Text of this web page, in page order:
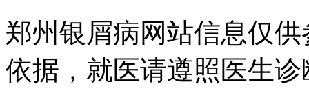
郑州银屑病网站信息仅
依据，就医请遵照医生诊